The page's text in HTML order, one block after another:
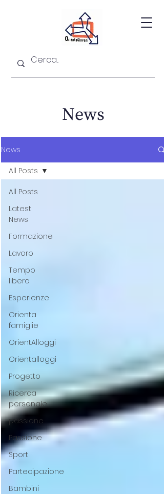
News
News
All Posts
Latest
News
Formazione
Lavoro
Tempo
libero
Esperienze
Orienta
famiglie
OrientAlloggi
Orientalloggi
Progetto
Ricerca
personale
passione
Passione
Sport
Partecipazione
Bambini
All Posts